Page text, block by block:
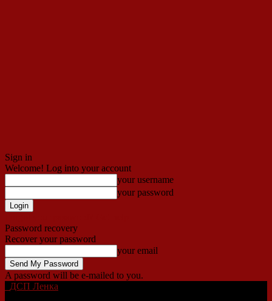
Sign in
Welcome! Log into your account
your username
your password
Password recovery
Recover your password
your email
A password will be e-mailed to you.
ДСП Ленка